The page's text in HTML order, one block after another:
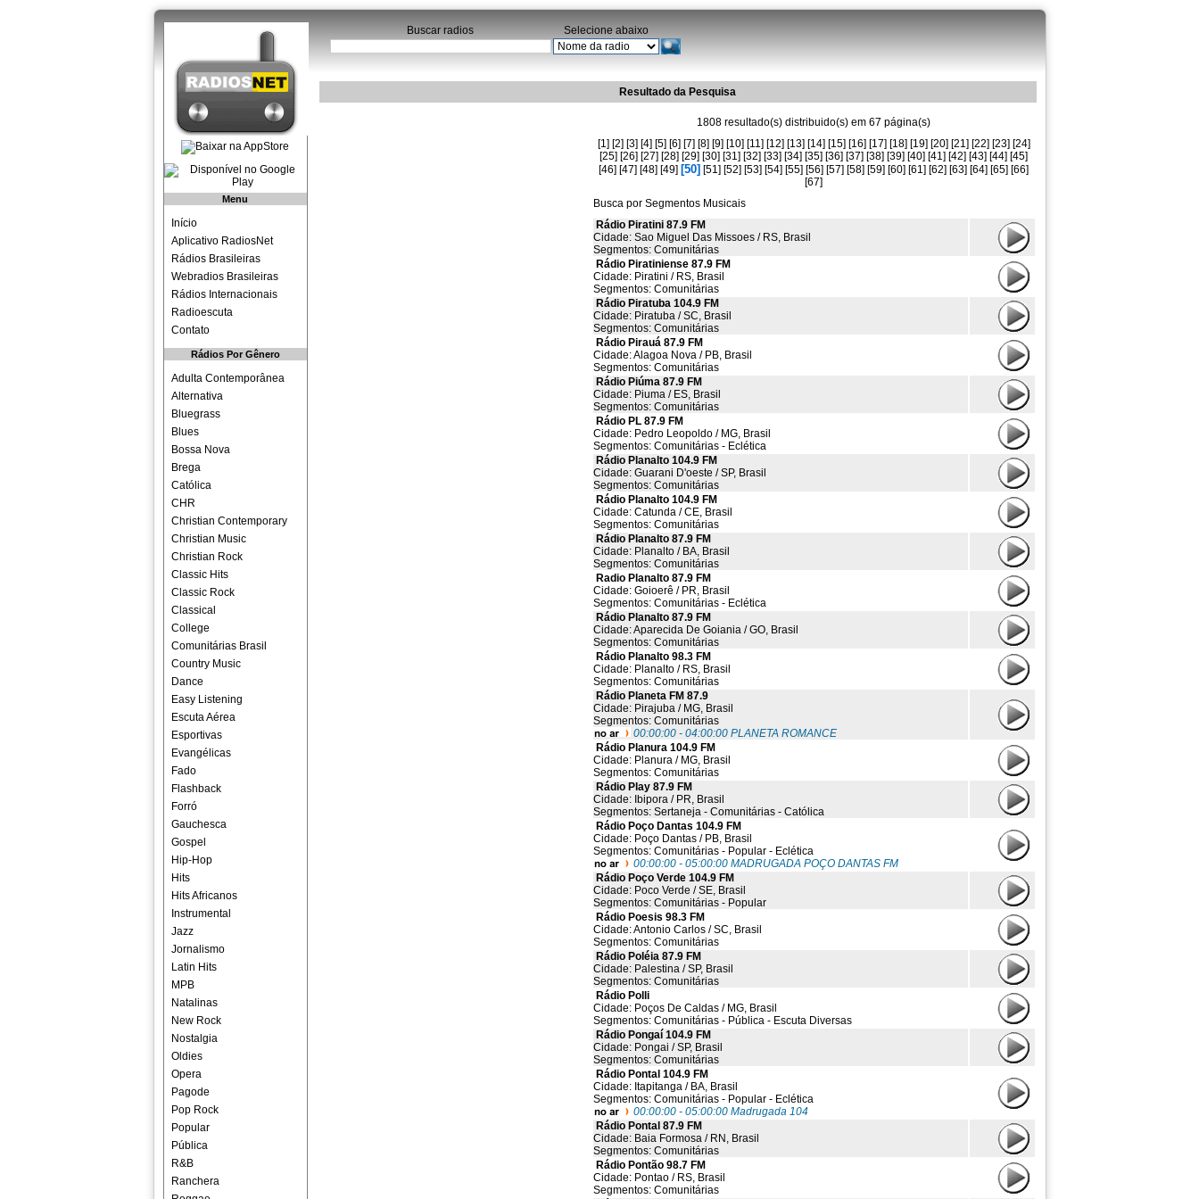
Buscar radios Selecione abaixo
Menu
Início
Aplicativo RadiosNet
Rádios Brasileiras
Webradios Brasileiras
Rádios Internacionais
Radioescuta
Contato
Rádios Por Gênero
Adulta Contemporânea
Alternativa
Bluegrass
Blues
Bossa Nova
Brega
Católica
CHR
Christian Contemporary
Christian Music
Christian Rock
Classic Hits
Classic Rock
Classical
College
Comunitárias Brasil
Country Music
Dance
Easy Listening
Escuta Aérea
Esportivas
Evangélicas
Fado
Flashback
Forró
Gauchesca
Gospel
Hip-Hop
Hits
Hits Africanos
Instrumental
Jazz
Jornalismo
Latin Hits
MPB
Natalinas
New Rock
Nostalgia
Oldies
Opera
Pagode
Pop Rock
Popular
Pública
R&B
Ranchera
Resultado da Pesquisa
1808 resultado(s) distribuido(s) em 67 página(s)
[1] [2] [3] [4] [5] [6] [7] [8] [9] [10] [11] [12] [13] [14] [15] [16] [17] [18] [19] [20] [21] [22] [23] [24]
[25] [26] [27] [28] [29] [30] [31] [32] [33] [34] [35] [36] [37] [38] [39] [40] [41] [42] [43] [44] [45]
[46] [47] [48] [49] [50] [51] [52] [53] [54] [55] [56] [57] [58] [59] [60] [61] [62] [63] [64] [65] [66]
[67]
Busca por Segmentos Musicais
Rádio Piratini 87.9 FM
Cidade: Sao Miguel Das Missoes / RS, Brasil
Segmentos: Comunitárias
Rádio Piratiniense 87.9 FM
Cidade: Piratini / RS, Brasil
Segmentos: Comunitárias
Rádio Piratuba 104.9 FM
Cidade: Piratuba / SC, Brasil
Segmentos: Comunitárias
Rádio Pirauá 87.9 FM
Cidade: Alagoa Nova / PB, Brasil
Segmentos: Comunitárias
Rádio Piúma 87.9 FM
Cidade: Piuma / ES, Brasil
Segmentos: Comunitárias
Rádio PL 87.9 FM
Cidade: Pedro Leopoldo / MG, Brasil
Segmentos: Comunitárias - Eclética
Rádio Planalto 104.9 FM
Cidade: Guarani D'oeste / SP, Brasil
Segmentos: Comunitárias
Rádio Planalto 104.9 FM
Cidade: Catunda / CE, Brasil
Segmentos: Comunitárias
Rádio Planalto 87.9 FM
Cidade: Planalto / BA, Brasil
Segmentos: Comunitárias
Radio Planalto 87.9 FM
Cidade: Goioerê / PR, Brasil
Segmentos: Comunitárias - Eclética
Rádio Planalto 87.9 FM
Cidade: Aparecida De Goiania / GO, Brasil
Segmentos: Comunitárias
Rádio Planalto 98.3 FM
Cidade: Planalto / RS, Brasil
Segmentos: Comunitárias
Rádio Planeta FM 87.9
Cidade: Pirajuba / MG, Brasil
Segmentos: Comunitárias
00:00:00 - 04:00:00 PLANETA ROMANCE
Rádio Planura 104.9 FM
Cidade: Planura / MG, Brasil
Segmentos: Comunitárias
Rádio Play 87.9 FM
Cidade: Ibipora / PR, Brasil
Segmentos: Sertaneja - Comunitárias - Católica
Rádio Poço Dantas 104.9 FM
Cidade: Poço Dantas / PB, Brasil
Segmentos: Comunitárias - Popular - Eclética
00:00:00 - 05:00:00 MADRUGADA POÇO DANTAS FM
Rádio Poço Verde 104.9 FM
Cidade: Poco Verde / SE, Brasil
Segmentos: Comunitárias - Popular
Rádio Poesis 98.3 FM
Cidade: Antonio Carlos / SC, Brasil
Segmentos: Comunitárias
Rádio Poléia 87.9 FM
Cidade: Palestina / SP, Brasil
Segmentos: Comunitárias
Rádio Polli
Cidade: Poços De Caldas / MG, Brasil
Segmentos: Comunitárias - Pública - Escuta Diversas
Rádio Pongaí 104.9 FM
Cidade: Pongai / SP, Brasil
Segmentos: Comunitárias
Rádio Pontal 104.9 FM
Cidade: Itapitanga / BA, Brasil
Segmentos: Comunitárias - Popular - Eclética
00:00:00 - 05:00:00 Madrugada 104
Rádio Pontal 87.9 FM
Cidade: Baia Formosa / RN, Brasil
Segmentos: Comunitárias
Rádio Pontão 98.7 FM
Cidade: Pontao / RS, Brasil
Segmentos: Comunitárias